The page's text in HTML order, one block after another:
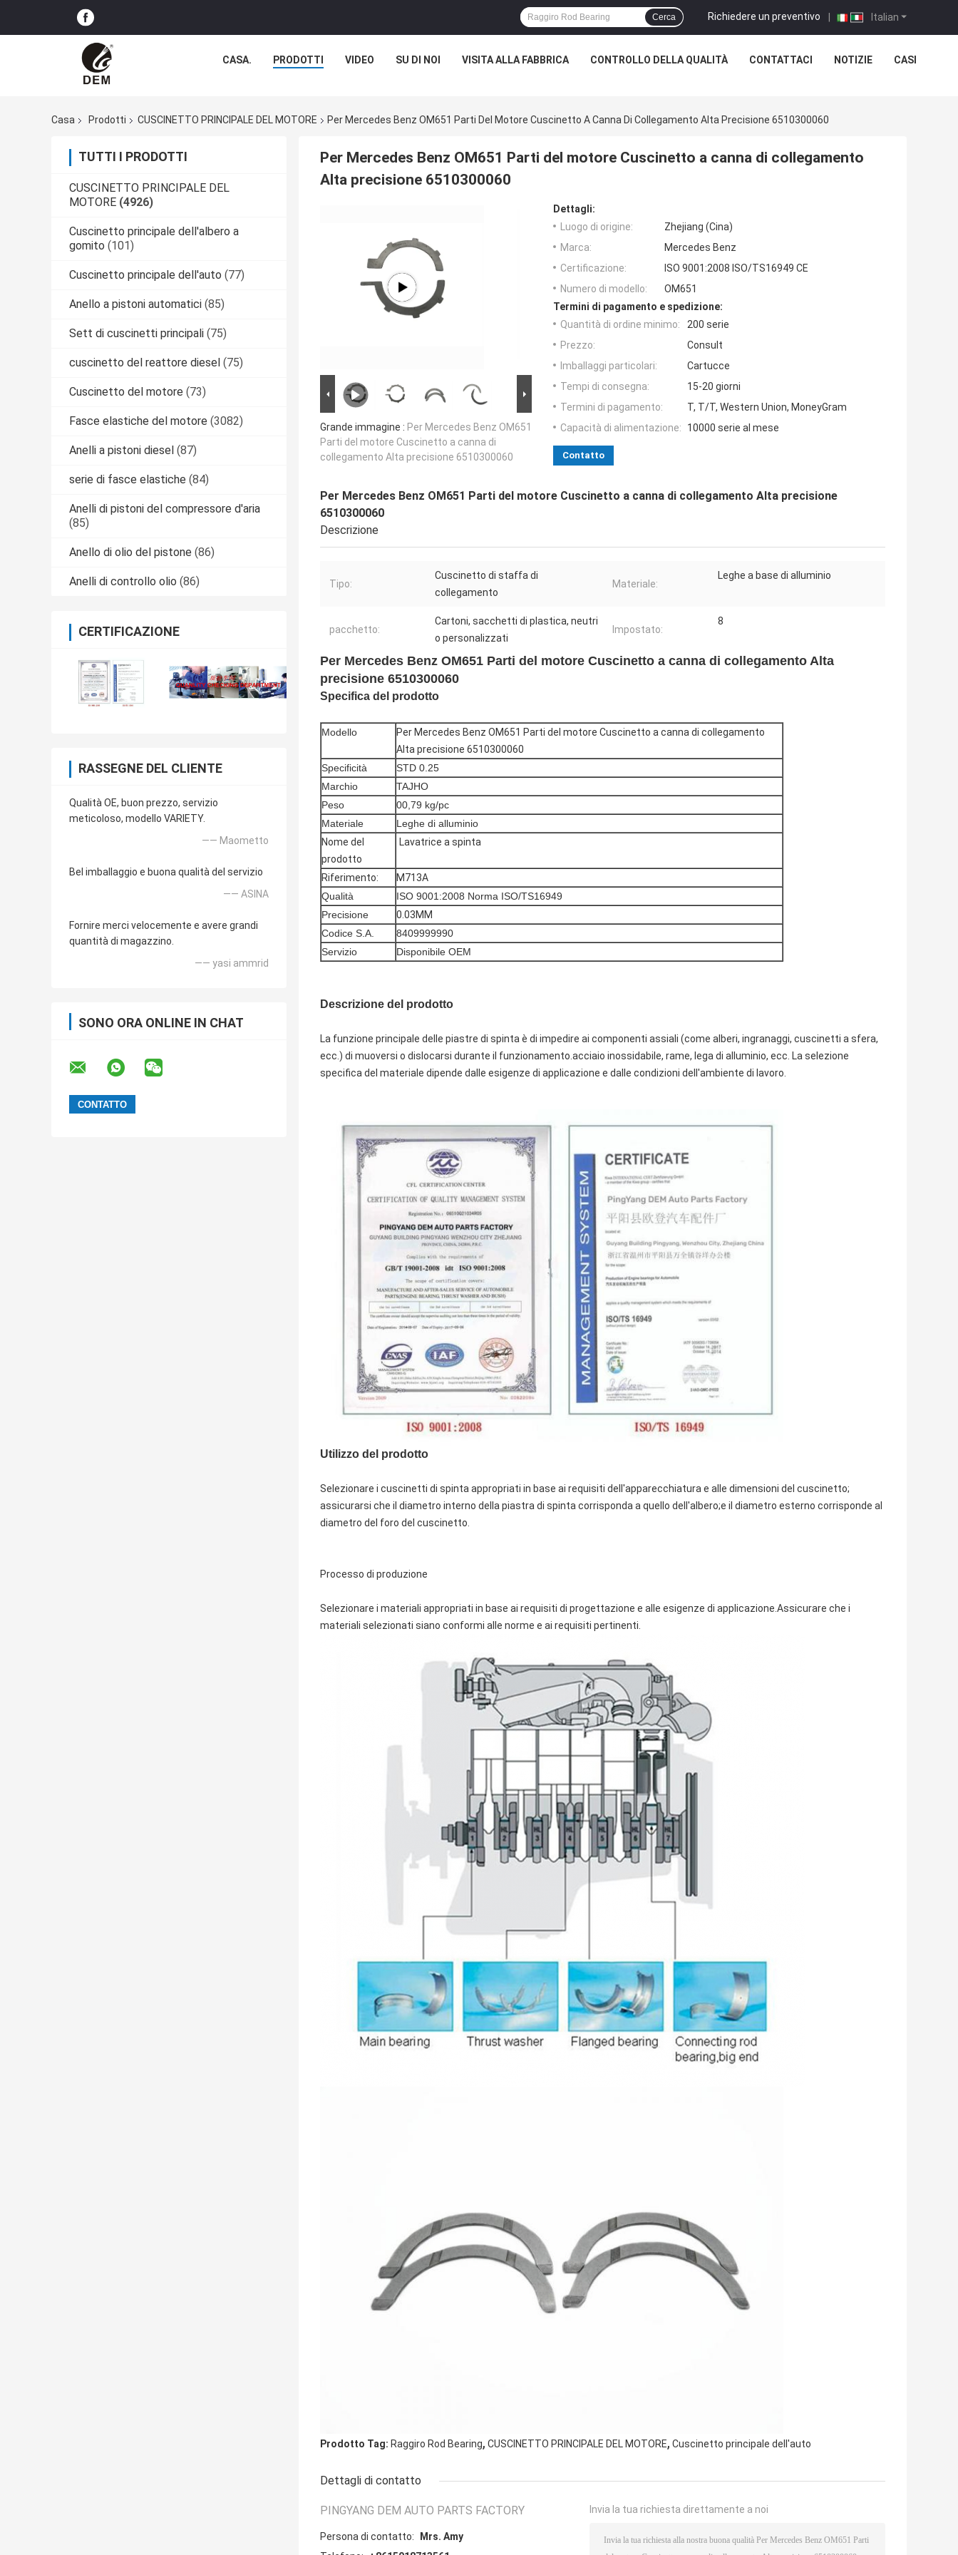
Italian
Richiedere un preventivo |
Cerca
CASA. PRODOTTI VIDEO SU DI NOI VISITA ALLA FABBRICA CONTROLLO DELLA QUALITÀ CONTATTACI NOTIZIE CASI
Casa Prodotti CUSCINETTO PRINCIPALE DEL MOTORE Per Mercedes Benz OM651 Parti Del Motore Cuscinetto A Canna Di Collegamento Alta Precisione 6510300060
TUTTI I PRODOTTI
CUSCINETTO PRINCIPALE DEL
MOTORE (4926)
Cuscinetto principale dell'albero a
gomito (101)
Cuscinetto principale dell'auto (77)
Anello a pistoni automatici (85)
Sett di cuscinetti principali (75)
cuscinetto del reattore diesel (75)
Cuscinetto del motore (73)
Fasce elastiche del motore (3082)
Anelli a pistoni diesel (87)
serie di fasce elastiche (84)
Anelli di pistoni del compressore d'aria
(85)
Anello di olio del pistone (86)
Anelli di controllo olio (86)
CERTIFICAZIONE
RASSEGNE DEL CLIENTE
Qualità OE, buon prezzo, servizio
meticoloso, modello VARIETY.
—— Maometto
Bel imballaggio e buona qualità del servizio
—— ASINA
Fornire merci velocemente e avere grandi
quantità di magazzino.
—— yasi ammrid
SONO ORA ONLINE IN CHAT
Per Mercedes Benz OM651 Parti del motore Cuscinetto a canna di collegamento
Alta precisione 6510300060
Grande immagine : Per Mercedes Benz OM651
Parti del motore Cuscinetto a canna di
collegamento Alta precisione 6510300060
Dettagli:
Luogo di origine:
Zhejiang (Cina)
Marca:
Mercedes Benz
Certificazione:
ISO 9001:2008 ISO/TS16949 CE
Numero di modello:
OM651
Termini di pagamento e spedizione:
Quantità di ordine minimo:
200 serie
Prezzo:
Consult
Imballaggi particolari:
Cartucce
Tempi di consegna:
15-20 giorni
Termini di pagamento:
T, T/T, Western Union, MoneyGram
Capacità di alimentazione:
10000 serie al mese
Contatto
Per Mercedes Benz OM651 Parti del motore Cuscinetto a canna di collegamento Alta precisione
6510300060
Descrizione
Tipo:
Cuscinetto di staffa di
collegamento
Materiale:
Leghe a base di alluminio
pacchetto:
Cartoni, sacchetti di plastica, neutri
o personalizzati
Impostato:
8
Per Mercedes Benz OM651 Parti del motore Cuscinetto a canna di collegamento Alta
precisione 6510300060
Specifica del prodotto
Modello
Per Mercedes Benz OM651 Parti del motore Cuscinetto a canna di collegamento
Alta precisione 6510300060
Specificità
STD 0.25
Marchio
TAJHO
Peso
00,79 kg/pc
Materiale
Leghe di alluminio
Nome del
prodotto
Lavatrice a spinta
Riferimento:
M713A
Qualità
ISO 9001:2008 Norma ISO/TS16949
Precisione
0.03MM
Codice S.A.
8409999990
Servizio
Disponibile OEM
Descrizione del prodotto
La funzione principale delle piastre di spinta è di impedire ai componenti assiali (come alberi, ingranaggi, cuscinetti a sfera,
ecc.) di muoversi o dislocarsi durante il funzionamento.acciaio inossidabile, rame, lega di alluminio, ecc. La selezione
specifica del materiale dipende dalle esigenze di applicazione e dalle condizioni dell'ambiente di lavoro.
Utilizzo del prodotto
Selezionare i cuscinetti di spinta appropriati in base ai requisiti dell'apparecchiatura e alle dimensioni del cuscinetto;
assicurarsi che il diametro interno della piastra di spinta corrisponda a quello dell'albero;e il diametro esterno corrisponde al
diametro del foro del cuscinetto.
Processo di produzione
Selezionare i materiali appropriati in base ai requisiti di progettazione e alle esigenze di applicazione.Assicurare che i
materiali selezionati siano conformi alle norme e ai requisiti pertinenti.
Prodotto Tag: Raggiro Rod Bearing, CUSCINETTO PRINCIPALE DEL MOTORE, Cuscinetto principale dell'auto
Dettagli di contatto
PINGYANG DEM AUTO PARTS FACTORY
Persona di contatto:
Mrs. Amy
Invia la tua richiesta direttamente a noi